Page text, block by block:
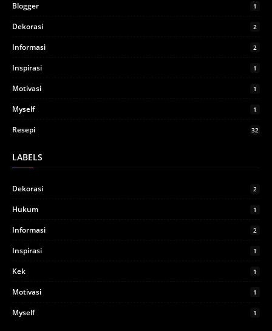
Blogger 1
Dekorasi 2
Informasi 2
Inspirasi 1
Motivasi 1
Myself 1
Resepi 32
LABELS
Dekorasi 2
Hukum 1
Informasi 2
Inspirasi 1
Kek 1
Motivasi 1
Myself 1